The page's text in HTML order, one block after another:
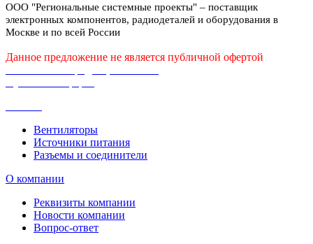
ООО "Региональные системные проекты" – поставщик
электронных компонентов, радиодеталей и оборудования в
Москве и по всей России
Данное предложение не является публичной офертой
Вентиляторы
Источники питания
Разъемы и соединители
О компании
Реквизиты компании
Новости компании
Вопрос-ответ